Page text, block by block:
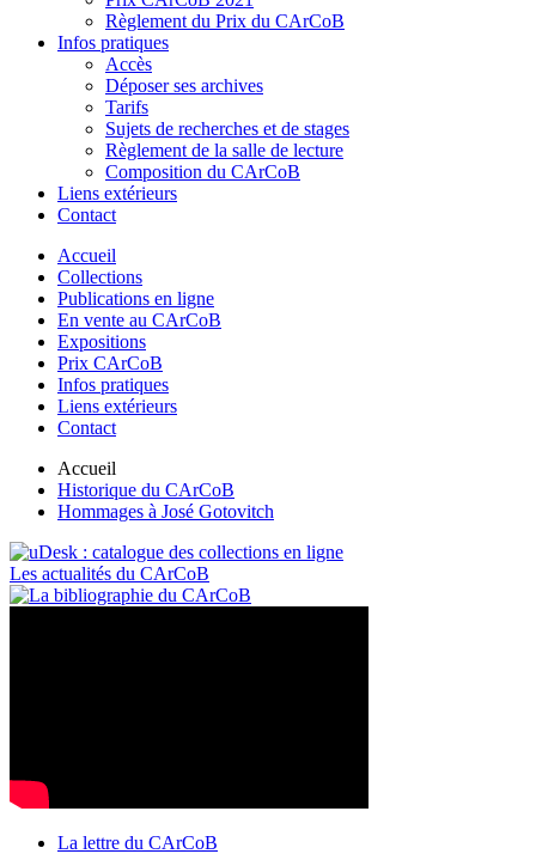
Règlement du Prix du CArCoB
Infos pratiques
Accès
Déposer ses archives
Tarifs
Sujets de recherches et de stages
Règlement de la salle de lecture
Composition du CArCoB
Liens extérieurs
Contact
Accueil
Collections
Publications en ligne
En vente au CArCoB
Expositions
Prix CArCoB
Infos pratiques
Liens extérieurs
Contact
Accueil
Historique du CArCoB
Hommages à José Gotovitch
Les actualités du CArCoB
La lettre du CArCoB